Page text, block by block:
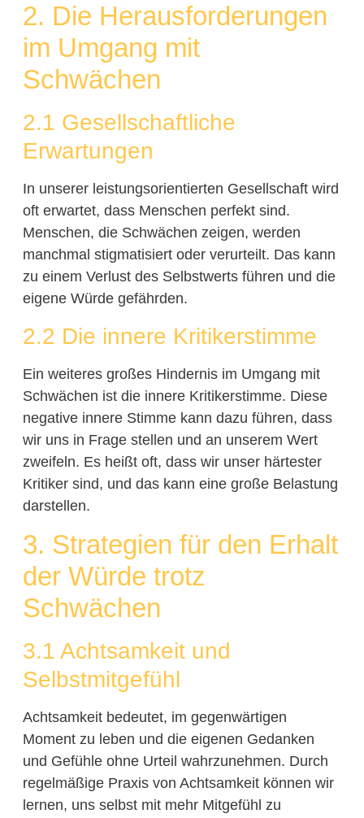
2. Die Herausforderungen
im Umgang mit
Schwächen
2.1 Gesellschaftliche
Erwartungen
In unserer leistungsorientierten Gesellschaft wird
oft erwartet, dass Menschen perfekt sind.
Menschen, die Schwächen zeigen, werden
manchmal stigmatisiert oder verurteilt. Das kann
zu einem Verlust des Selbstwerts führen und die
eigene Würde gefährden.
2.2 Die innere Kritikerstimme
Ein weiteres großes Hindernis im Umgang mit
Schwächen ist die innere Kritikerstimme. Diese
negative innere Stimme kann dazu führen, dass
wir uns in Frage stellen und an unserem Wert
zweifeln. Es heißt oft, dass wir unser härtester
Kritiker sind, und das kann eine große Belastung
darstellen.
3. Strategien für den Erhalt
der Würde trotz
Schwächen
3.1 Achtsamkeit und
Selbstmitgefühl
Achtsamkeit bedeutet, im gegenwärtigen
Moment zu leben und die eigenen Gedanken
und Gefühle ohne Urteil wahrzunehmen. Durch
regelmäßige Praxis von Achtsamkeit können wir
lernen, uns selbst mit mehr Mitgefühl zu